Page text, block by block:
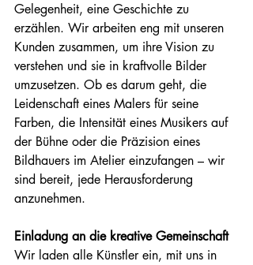
Gelegenheit, eine Geschichte zu
erzählen. Wir arbeiten eng mit unseren
Kunden zusammen, um ihre Vision zu
verstehen und sie in kraftvolle Bilder
umzusetzen. Ob es darum geht, die
Leidenschaft eines Malers für seine
Farben, die Intensität eines Musikers auf
der Bühne oder die Präzision eines
Bildhauers im Atelier einzufangen – wir
sind bereit, jede Herausforderung
anzunehmen.
Einladung an die kreative Gemeinschaft
Wir laden alle Künstler ein, mit uns in